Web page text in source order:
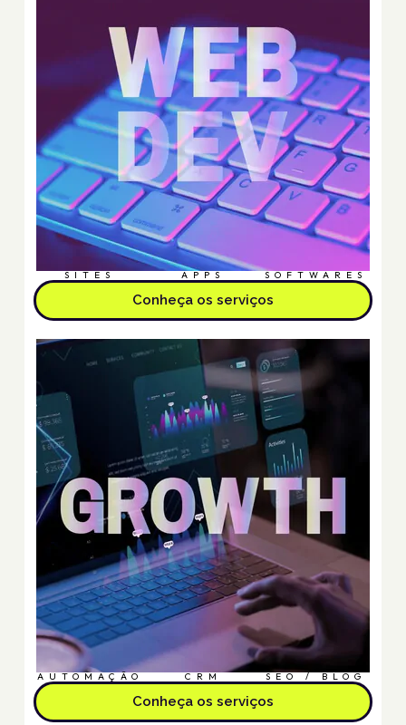
SITES APPS SOFTWARES
Conheça os serviços
AUTOMAÇÃO CRM SEO / BLOG
Conheça os serviços